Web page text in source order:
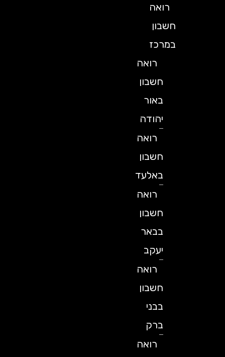
רואה
חשבון
במרכז
רואה
חשבון
באור
יהודה
רואה
חשבון
באלעד
רואה
חשבון
בבאר
יעקב
רואה
חשבון
רואה